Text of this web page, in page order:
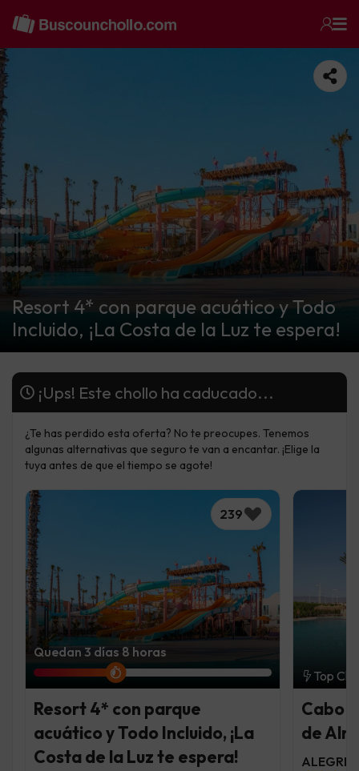
Resort 4* con parque acuático y Todo
Incluido, ¡La Costa de la Luz te espera!
¡Ups! Este chollo ha caducado...
¿Te has perdido esta oferta? No te preocupes. Tenemos
algunas alternativas que seguro te van a encantar. ¡Elige la
tuya antes de que el tiempo se agote!
239
Quedan 3 días 8 horas
Resort 4* con parque
acuático y Todo Incluido, ¡La
Costa de la Luz te espera!
Top
Cabo
de